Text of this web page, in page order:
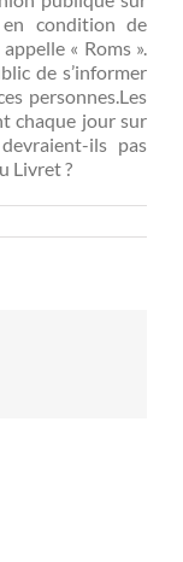
en condition de
« Roms ».
de s’informer
personnes.Les
chaque jour sur
ils pas
Livret ?